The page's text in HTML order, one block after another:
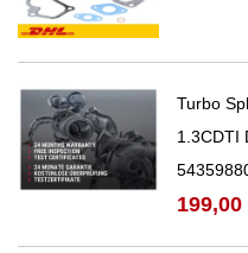
Turbo
1.3CDTI
199,00